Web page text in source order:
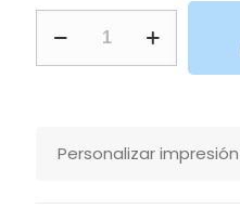
Deportiva
Unisex
Personalizar impresión